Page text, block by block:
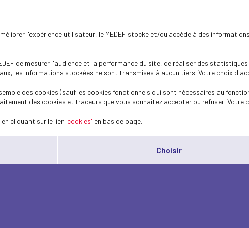
l'expérience utilisateur, le MEDEF stocke et/ou accède à des
de mesurer l'audience et la performance du site, de réaliser des
les informations stockées ne sont transmises à aucun tiers. Votre choix
des cookies (sauf les cookies fonctionnels qui sont nécessaires au
des cookies et traceurs que vous souhaitez accepter ou refuser. Votre
cliquant sur le lien 'cookies' en bas de page.
Choisir